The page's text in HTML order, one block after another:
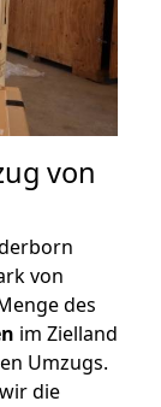
von
von
des
im Zielland
Umzugs.
die